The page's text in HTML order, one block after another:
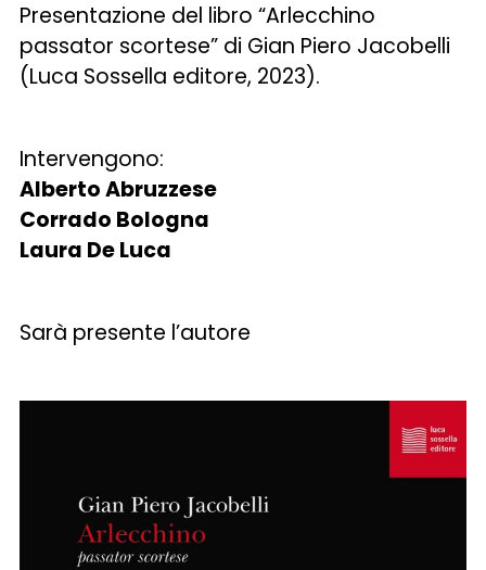
Presentazione del libro “Arlecchino
passator scortese” di Gian Piero Jacobelli
(Luca Sossella editore, 2023).
Intervengono:
Alberto Abruzzese
Corrado Bologna
Laura De Luca
Sarà presente l’autore